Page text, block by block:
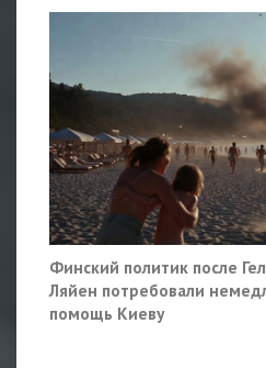
Финский политик после
Ляйен потребовали
помощь Киеву